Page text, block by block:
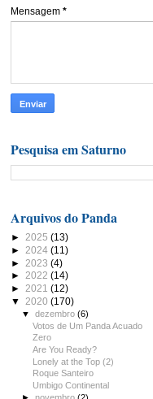
Mensagem *
Pesquisa em Saturno
Arquivos do Panda
► 2025 (13)
► 2024 (11)
► 2023 (4)
► 2022 (14)
► 2021 (12)
▼ 2020 (170)
▼dezembro(6)
Votos de Um Panda Acuado
Zero
Are You Ready?
Lonely at the Top (2)
Roque Santeiro
Umbigo Continental